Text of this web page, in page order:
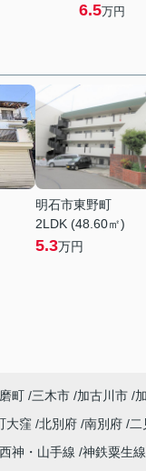
6.5万円
明石市東野町
2LDK (48.60㎡)
5.3万円
町 三木市 加古川市
大窪 北別府 南別府
神・山手線 神鉄粟生線